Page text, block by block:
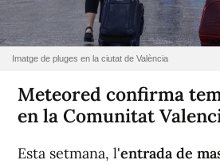
Imatge de pluges en la ciutat de València
Meteored confirma
en la Comunitat
Esta setmana, l'entrada de